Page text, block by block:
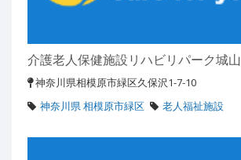
介護老人保健施設リハビリパーク城山
神奈川県相模原市緑区久保沢1-7-10
神奈川県 相模原市緑区
老人福祉施設